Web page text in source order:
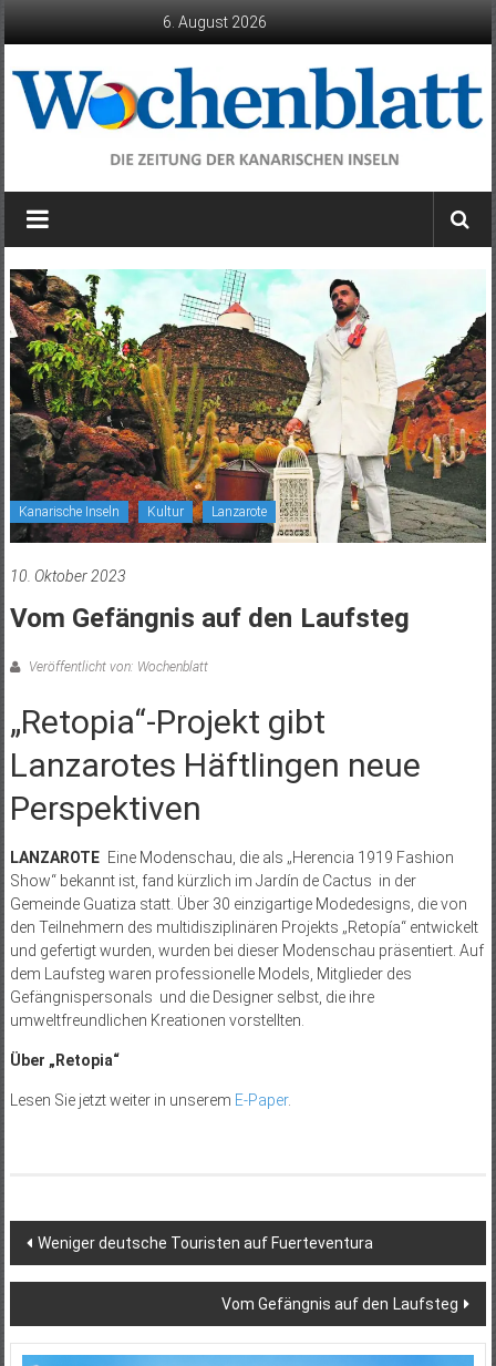
6. August 2026
Wochenblatt
die
der
Kanarischen
Inseln
Kanarische Inseln Kultur Lanzarote
10. Oktober 2023
Vom Gefängnis auf den Laufsteg
Veröffentlicht von: Wochenblatt
„Retopia“-Projekt gibt
Lanzarotes Häftlingen neue
Perspektiven
LANZAROTE Eine Modenschau, die als „Herencia 1919 Fashion
Show“ bekannt ist, fand kürzlich im Jardín de Cactus in der
Gemeinde Guatiza statt. Über 30 einzigartige Modedesigns, die von
den Teilnehmern des multidisziplinären Projekts „Retopía“ entwickelt
und gefertigt wurden, wurden bei dieser Modenschau präsentiert. Auf
dem Laufsteg waren professionelle Models, Mitglieder des
Gefängnispersonals und die Designer selbst, die ihre
umweltfreundlichen Kreationen vorstellten.
Über „Retopia“
Lesen Sie jetzt weiter in unserem E-Paper.
Beitragsnavigation
Weniger deutsche Touristen auf Fuerteventura
Vom Gefängnis auf den Laufsteg